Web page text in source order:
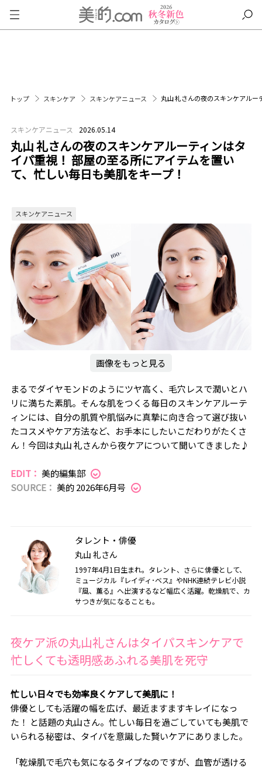
トップ スキンケア スキンケアニュース 丸山 礼さんの夜のスキンケアル
スキンケアニュース 2026.05.14
丸山 礼さんの夜のスキンケアルーティンはタ
イパ重視！ 部屋の至る所にアイテムを置い
て、忙しい毎日も美肌をキープ！
スキンケアニュース
画像をもっと見る
まるでダイヤモンドのようにツヤ高く、毛穴レスで潤いとハ
リに満ちた素肌。そんな肌をつくる毎日のスキンケアルーテ
ィンには、自分の肌質や肌悩みに真摯に向き合って選び抜い
たコスメやケア方法など、お手本にしたいこだわりがたくさ
ん！今回は丸山 礼さんから夜ケアについて聞いてきました♪
EDIT： 美的編集部
SOURCE： 美的 2026年6月号
タレント・俳優
丸山 礼さん
1997年4月1日生まれ。タレント、さらに俳優として、
ミュージカル『レイディ･ベス』やNHK連続テレビ小説
『風、薫る』へ出演するなど幅広く活躍。乾燥肌で、カ
サつきが気になることも。
夜ケア派の丸山礼さんはタイパスキンケアで
忙しくても透明感あふれる美肌を死守
忙しい日々でも効率良くケアして美肌に！
俳優としても活躍の幅を広げ、最近ますますキレイになっ
た！ と話題の丸山さん。忙しい毎日を過ごしていても美肌で
いられる秘密は、タイパを意識した賢いケアにありました。
「乾燥肌で毛穴も気になるタイプなのですが、血管が透ける